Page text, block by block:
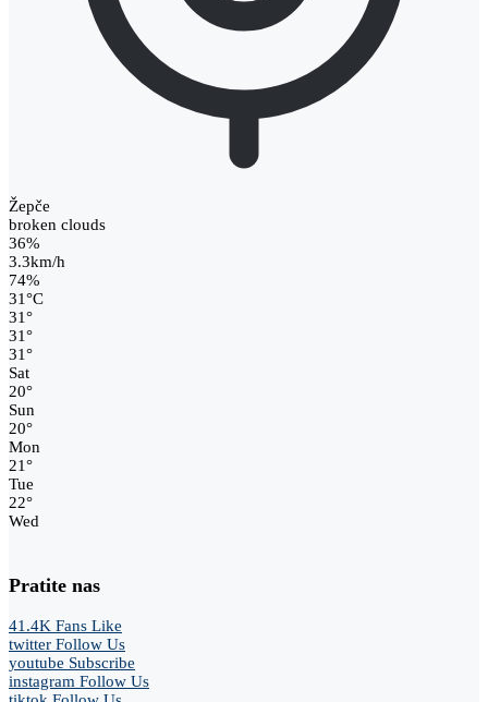
Žepče
broken clouds
36%
3.3km/h
74%
31°C
31°
31°
31°
Sat
20°
Sun
20°
Mon
21°
Tue
22°
Wed
Pratite nas
41.4K Fans Like
twitter Follow Us
youtube Subscribe
instagram Follow Us